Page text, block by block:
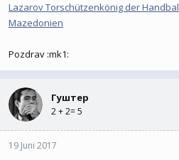
Lazarov Torschützenkönig der
Mazedonien
Pozdrav :mk1:
Гуштер
2 + 2= 5
19 Juni 2017